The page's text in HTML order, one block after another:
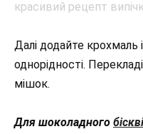
Далі додайте крохмаль
однорідності.
мішок.
Для шоколадного